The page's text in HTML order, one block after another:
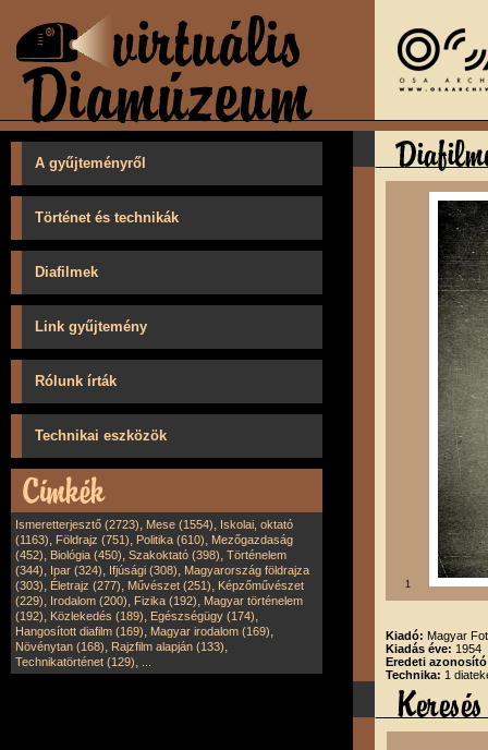
A gyűjteményről
Történet és technikák
Diafilmek
Link gyűjtemény
Rólunk írták
Technikai eszközök
Ismeretterjesztő (2723), Mese (1554), Iskolai, oktató
(1163), Földrajz (751), Politika (610), Mezőgazdaság
(452), Biológia (450), Szakoktató (398), Történelem
(344), Ipar (324), Ifjúsági (308), Magyarország földrajza
(303), Életrajz (277), Művészet (251), Képzőművészet
(229), Irodalom (200), Fizika (192), Magyar történelem
(192), Közlekedés (189), Egészségügy (174),
Hangosított diafilm (169), Magyar irodalom (169),
Növénytan (168), Rajzfilm alapján (133),
Technikatörténet (129),
1
Kiadó: Magyar
Kiadás éve: 1954
Eredeti
Technika: 1